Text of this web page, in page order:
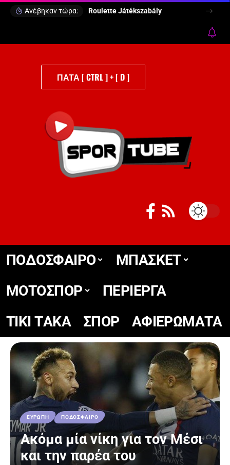
Ανέβηκαν τώρα: Roulette Játékszabály
ΠΑΤΑ [ CTRL ] + [ D ]
ΠΟΔΟΣΦΑΙΡΟ
ΜΠΑΣΚΕΤ
ΜΟΤΟΣΠΟΡ
ΠΕΡΙΕΡΓΑ
TIKΙ TΑΚΑ
ΣΠΟΡ ΑΦΙΕΡΩΜΑΤΑ
ΕΥΡΩΠΗ ΠΟΔΟΣΦΑΙΡΟ
Ακόμα μία νίκη για τον Μέσι
και την παρέα του